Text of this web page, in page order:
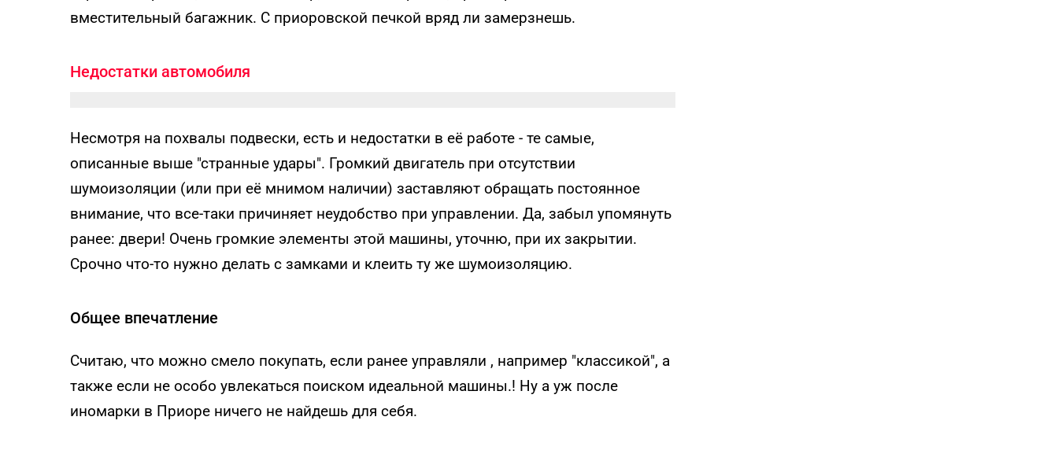
вместительный багажник. С приоровской печкой вряд ли замерзнешь.
Недостатки автомобиля
Несмотря на похвалы подвески, есть и недостатки в её работе - те самые,
описанные выше "странные удары". Громкий двигатель при отсутствии
шумоизоляции (или при её мнимом наличии) заставляют обращать постоянное
внимание, что все-таки причиняет неудобство при управлении. Да, забыл упомянуть
ранее: двери! Очень громкие элементы этой машины, уточню, при их закрытии.
Срочно что-то нужно делать с замками и клеить ту же шумоизоляцию.
Общее впечатление
Считаю, что можно смело покупать, если ранее управляли , например "классикой", а
также если не особо увлекаться поиском идеальной машины.! Ну а уж после
иномарки в Приоре ничего не найдешь для себя.